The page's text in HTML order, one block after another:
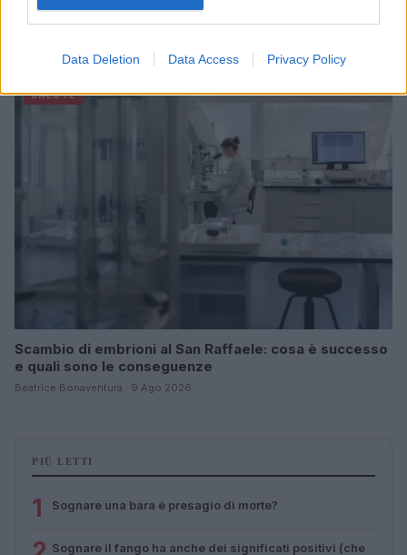
Data Deletion Data Access Privacy Policy
Nutrienti amici del cervello: omega-3, polifenoli e
Camilla Fiore · 9 Ago 2026
SALUTE
Scambio di embrioni al San Raffaele: cosa è successo
e quali sono le conseguenze
Beatrice Bonaventura · 9 Ago 2026
PIÙ LETTI
1 Sognare una bara è presagio di morte?
Sognare il fango ha anche dei significati positivi (che